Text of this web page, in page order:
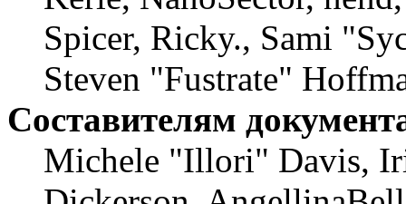
Spicer, Ricky., Sami
Steven "Fustrate"
Составителям
Michele "Illori" Davis,